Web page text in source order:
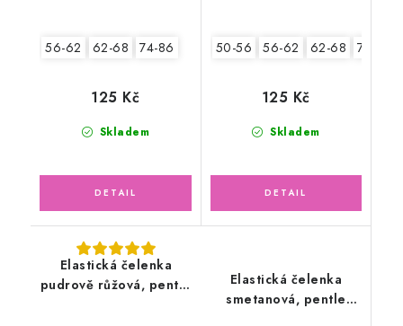
56-62 62-68 74-86
Skladem
125 Kč
50-56 56-62 62-68 74-86
Skladem
125 Kč
Elastická čelenka
pudrově růžová, pentle
Elastická čelenka
smetanová, pentle